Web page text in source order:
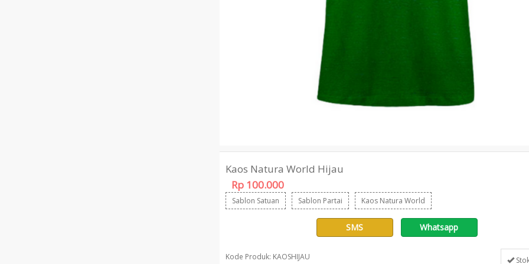
Kaos Natura World Hijau
Rp 100.000
Sablon Satuan Sablon Partai Kaos Natura World
SMS Whatsapp
Kode Produk: KAOSHIJAU